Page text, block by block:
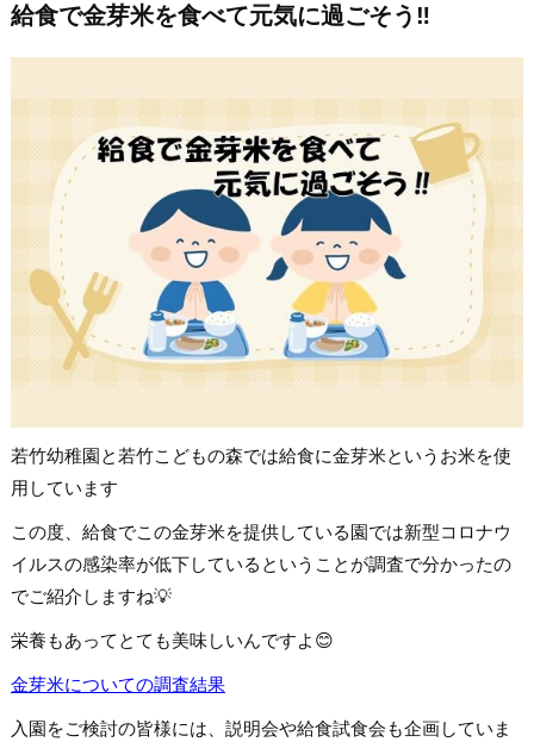
給食で金芽米を食べて元気に過ごそう‼
若竹幼稚園と若竹こどもの森では給食に金芽米というお米を使
用しています
この度、給食でこの金芽米を提供している園では新型コロナウ
イルスの感染率が低下しているということが調査で分かったの
でご紹介しますね💡
栄養もあってとても美味しいんですよ😊
金芽米についての調査結果
入園をご検討の皆様には、説明会や給食試食会も企画していま